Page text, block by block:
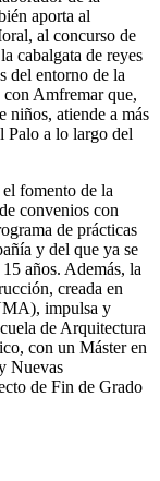
aporta al
al concurso de
cabalgata de reyes
del entorno de la
Amfremar que,
niños, atiende a más
Palo a lo largo del
fomento de la
convenios con
de prácticas
y del que ya se
años. Además, la
creada en
impulsa y
de Arquitectura
con un Máster en
Nuevas
de Fin de Grado